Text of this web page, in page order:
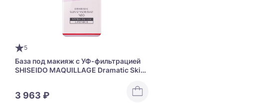
5
База под макияж с УФ-фильтрацией
SHISEIDO MAQUILLAGE Dramatic Skin
3 963 ₽